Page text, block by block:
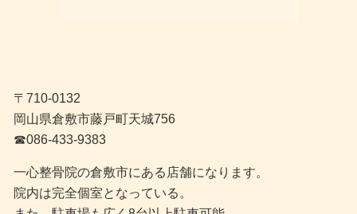
〒710-0132
岡山県倉敷市藤戸町天城756
☎︎086-433-9383
一心整骨院の倉敷市にある店舗になります。
院内は完全個室となっている。